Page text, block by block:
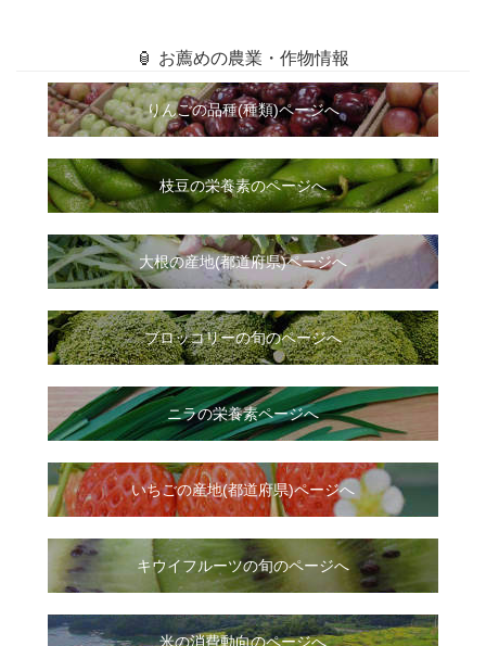
🏮 お薦めの農業・作物情報
りんごの品種(種類)ページへ
枝豆の栄養素のページへ
大根の産地(都道府県)ページへ
ブロッコリーの旬のページへ
ニラの栄養素ページへ
いちごの産地(都道府県)ページへ
キウイフルーツの旬のページへ
米の消費動向のページへ